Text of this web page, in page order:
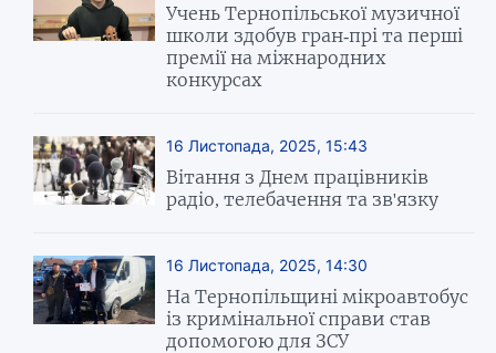
Учень Тернопільської музичної
школи здобув гран-прі та перші
премії на міжнародних
конкурсах
16 Листопада, 2025, 15:43
Вітання з Днем працівників
радіо, телебачення та зв'язку
16 Листопада, 2025, 14:30
На Тернопільщині мікроавтобус
із кримінальної справи став
допомогою для ЗСУ